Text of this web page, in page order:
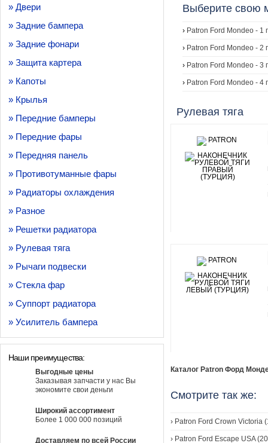
Выберите свою
› Patron Ford Mondeo - 1
› Patron Ford Mondeo - 2
› Patron Ford Mondeo - 3
› Patron Ford Mondeo - 4
Рулевая тяга
Каталог Patron Форд
Смотрите так же:
› Patron Ford Crown Victoria
› Patron Ford Escape USA
» Двери
» Задние бампера
» Задние фонари
» Защита картера
» Капоты
» Крылья
» Передние бамперы
» Передние фары
» Передняя панель
» Противотуманные фары
» Радиаторы охлаждения
» Разное
» Решетки радиатора
» Рулевая тяга
» Рычаги подвески
» Стекла фар
» Суппорт радиатора
» Усилитель бампера
Наши преимущества:
Выгодные цены
Заказывая запчасти у нас Вы
экономите свои деньги
Широкий ассортимент
Более 1 000 000 позиций
Доставляем по всей России